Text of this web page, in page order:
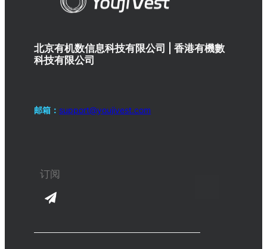
北京有机数信息科技有限公司 | 香港有機數
科技有限公司
邮箱： support@youjivest.com